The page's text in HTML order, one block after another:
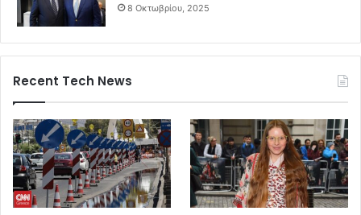
8 Οκτωβρίου, 2025
Recent Tech News